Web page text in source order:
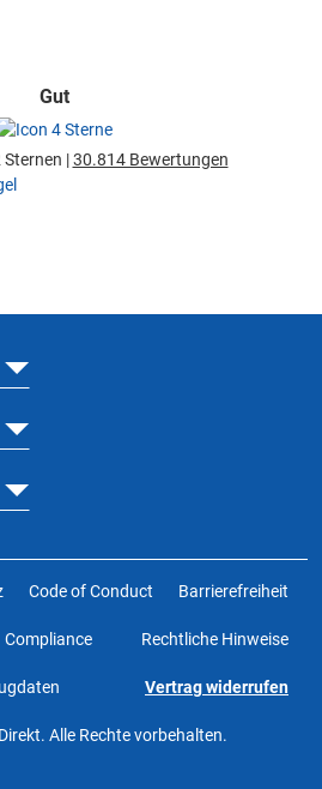
Gut
|30.814 Bewertungen
Code of Conduct Barrierefreiheit
Compliance Rechtliche Hinweise
Vertrag widerrufen
Alle Rechte vorbehalten.